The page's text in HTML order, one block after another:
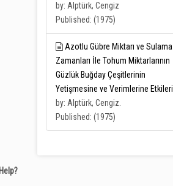
by: Alptürk, Cengiz
Published: (1975)
Azotlu Gübre Miktarı ve Sulama
Zamanları İle Tohum Miktarlarının
Güzlük Buğday Çeşitlerinin
Yetişmesine ve Verimlerine Etkileri
by: Alptürk, Cengiz.
Published: (1975)